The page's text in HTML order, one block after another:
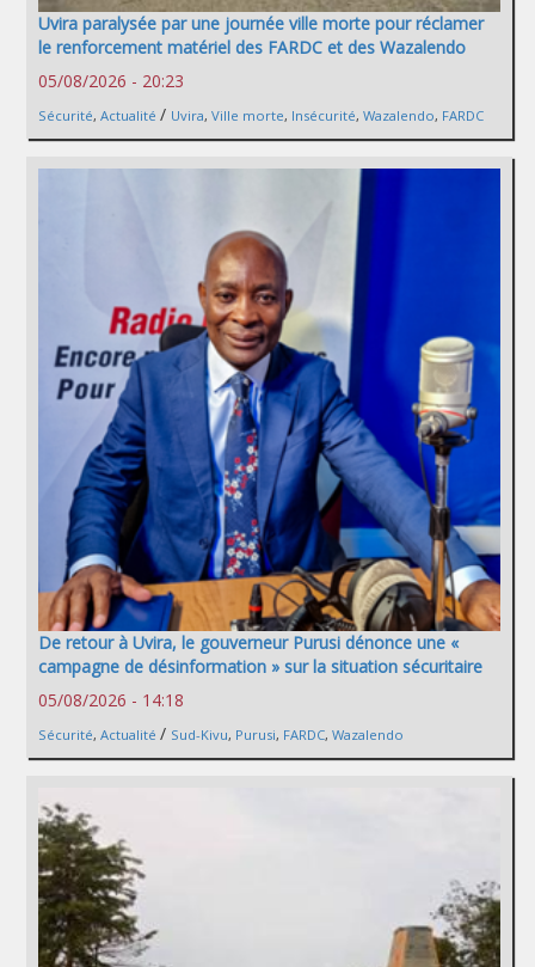
Uvira paralysée par une journée ville morte pour réclamer
le renforcement matériel des FARDC et des Wazalendo
05/08/2026 - 20:23
Sécurité, Actualité / Uvira, Ville morte, Insécurité, Wazalendo, FARDC
De retour à Uvira, le gouverneur Purusi dénonce une «
campagne de désinformation » sur la situation sécuritaire
05/08/2026 - 14:18
Sécurité, Actualité / Sud-Kivu, Purusi, FARDC, Wazalendo